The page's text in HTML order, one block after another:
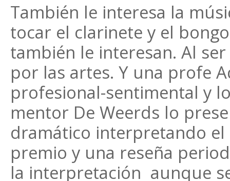
También le interesa la
tocar el clarinete y el
también le interesan. Al
por las artes. Y una profe
profesional-sentimental y
mentor De Weerds lo
dramático interpretando el
premio y una reseña
la interpretación aunque